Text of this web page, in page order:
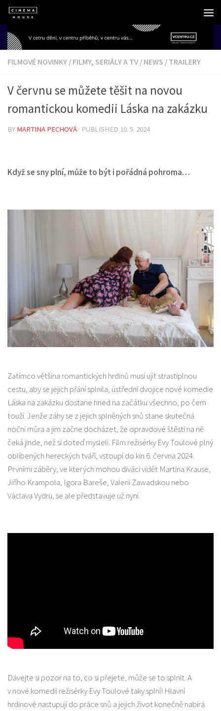
Skip to content
FILMOVÉ NOVINKY / FILMY, SERIÁLY A TV / NEWS / TRAILERY
V červnu se můžete těšit na novou
romantickou komedii Láska na zakázku
BY MARTINA PECHOVÁ · PUBLISHED 10. 5. 2024
Když se sny plní, může to být i pořádná pohroma…
Zatímco většina romantických hrdinů musí ujít strastiplnou
cestu, aby se jejich přání splnila, ústřední dvojice nové komedie
Láska na zakázku dostane hned na začátku všechno, po čem
touží. Jenže záhy se z jejich splněných snů stane skutečná
noční můra a jim začne docházet, že opravdové štěstí na ně
čeká jinde, než si doteď mysleli. Film režisérky Evy Toulové plný
oblíbených hereckých tváří, vstoupí do kin 6. června 2024.
Prvními záběry, ve kterých mohou diváci vidět Martina Krause,
Jiřího Krampola, Igora Bareše, Valerii Zawadskou nebo
Václava Vydru, se ale představuje už nyní.
Dávejte si pozor na to, co si přejete, může se to splnit. A
v nové komedii režisérky Evy Toulové taky splní! Hlavní
hrdinové nastupují do práce snů a jejich život konečně nabírá